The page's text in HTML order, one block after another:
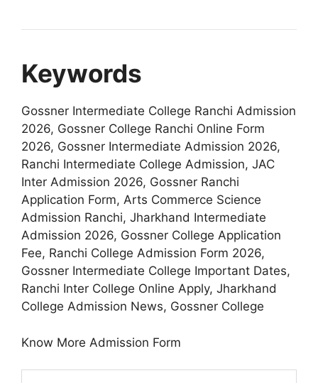
Keywords
Gossner Intermediate College Ranchi Admission
2026, Gossner College Ranchi Online Form
2026, Gossner Intermediate Admission 2026,
Ranchi Intermediate College Admission, JAC
Inter Admission 2026, Gossner Ranchi
Application Form, Arts Commerce Science
Admission Ranchi, Jharkhand Intermediate
Admission 2026, Gossner College Application
Fee, Ranchi College Admission Form 2026,
Gossner Intermediate College Important Dates,
Ranchi Inter College Online Apply, Jharkhand
College Admission News, Gossner College
Know More Admission Form